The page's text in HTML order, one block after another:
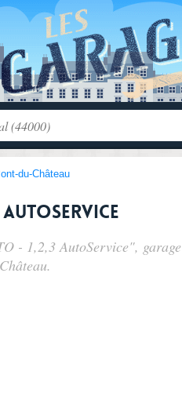
du-Château
AutoService
- 1,2,3 AutoService", garage